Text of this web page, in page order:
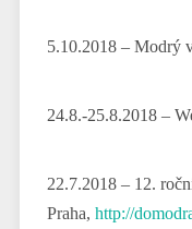
5.10.2018 – Modrý
24.8.-25.8.2018 –
22.7.2018 – 12.
Praha, http://